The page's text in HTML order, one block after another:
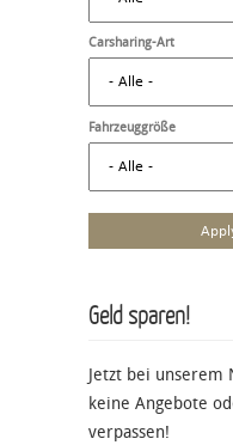
Carsharing-Art
Fahrzeuggröße
Geld sparen!
Jetzt bei unserem
keine Angebote
verpassen!